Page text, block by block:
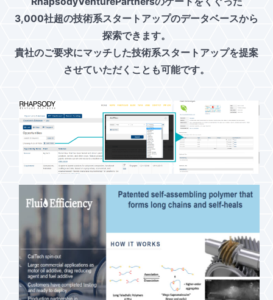
3,000社超の技術系スタートアップのデータベースから
探索できます。
貴社のご要求にマッチした技術系スタートアップを提案
させていただくことも可能です。